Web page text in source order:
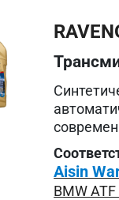
Aisin
BMW